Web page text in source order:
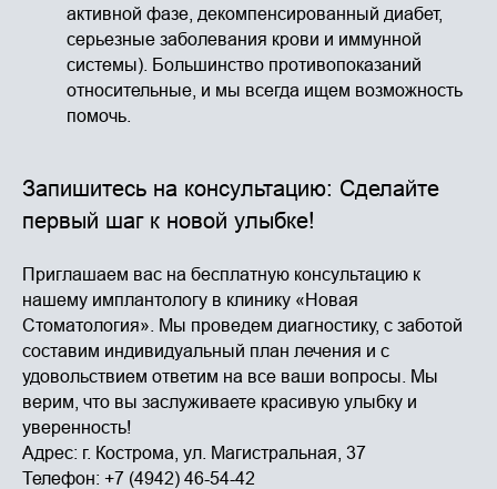
активной фазе, декомпенсированный диабет,
серьезные заболевания крови и иммунной
системы). Большинство противопоказаний
относительные, и мы всегда ищем возможность
помочь.
Запишитесь на консультацию: Сделайте
первый шаг к новой улыбке!
Приглашаем вас на бесплатную консультацию к
нашему имплантологу в клинику «Новая
Стоматология». Мы проведем диагностику, с заботой
составим индивидуальный план лечения и с
удовольствием ответим на все ваши вопросы. Мы
верим, что вы заслуживаете красивую улыбку и
уверенность!
Адрес: г. Кострома, ул. Магистральная, 37
Телефон: +7 (4942) 46-54-42